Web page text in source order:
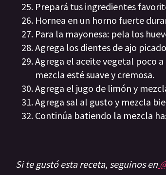
Prepará tus ingredientes
Hornea en un horno fuerte
Para la mayonesa: pela los
Agrega los dientes de ajo
Agrega el aceite vegetal poco
mezcla esté suave y cremosa.
Agrega el jugo de limón y
Agrega sal al gusto y mezcla
Continúa batiendo la mezcla
Si te gustó esta receta, seguinos en